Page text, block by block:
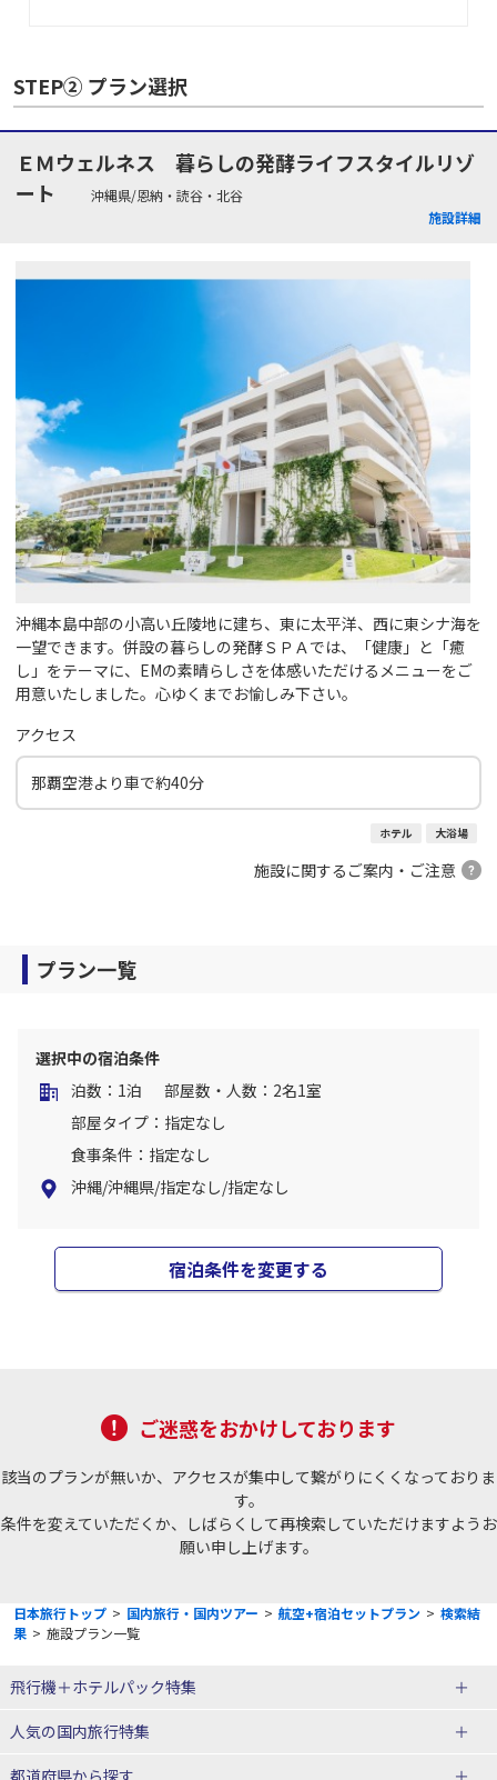
STEP② プラン選択
ＥＭウェルネス 暮らしの発酵ライフスタイルリゾ
ート
沖縄県/恩納・読谷・北谷
施設詳細
沖縄本島中部の小高い丘陵地に建ち、東に太平洋、西に東シナ海を
一望できます。併設の暮らしの発酵ＳＰＡでは、「健康」と「癒
し」をテーマに、EMの素晴らしさを体感いただけるメニューをご
用意いたしました。心ゆくまでお愉しみ下さい。
アクセス
那覇空港より車で約40分
ホテル 大浴場
施設に関するご案内・ご注意
プラン一覧
選択中の宿泊条件
泊数：1泊
部屋数・人数：2名1室
部屋タイプ：指定なし
食事条件：指定なし
沖縄/沖縄県/指定なし/指定なし
宿泊条件を変更する
ご迷惑をおかけしております
該当のプランが無いか、アクセスが集中して繋がりにくくなっておりま
す。
条件を変えていただくか、しばらくして再検索していただけますようお
願い申し上げます。
日本旅行トップ > 国内旅行・国内ツアー > 航空+宿泊セットプラン > 検索結
果 > 施設プラン一覧
飛行機＋ホテルパック特集
赤い風船ダイナミックパッケージ
ＪＡＬで行く飛行機+ホテルパック
人気の国内旅行特集
東京ディズニーリゾート®への旅 ユニバーサル・スタジオ・ジャパ
都道府県から探す